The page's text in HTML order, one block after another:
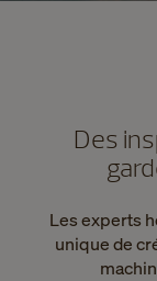
Des
Les experts
unique de